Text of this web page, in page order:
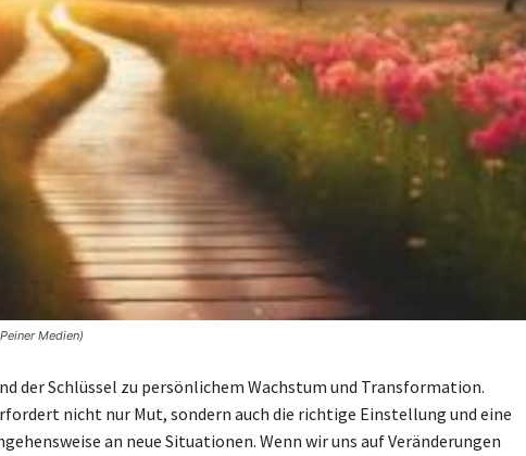
Medien)
der Schlüssel zu persönlichem Wachstum und Transformation.
nicht nur Mut, sondern auch die richtige Einstellung und eine
an neue Situationen. Wenn wir uns auf Veränderungen